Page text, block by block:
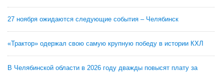
27 ноября ожидаются следующие события – Челябинск
«Трактор» одержал свою самую крупную победу в истории КХЛ
В Челябинской области в 2026 году дважды повысят плату за